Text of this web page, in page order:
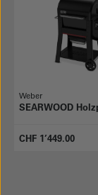
Weber
SEARWOOD
CHF 1’449.00